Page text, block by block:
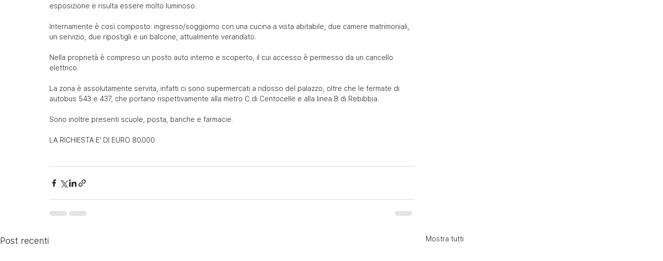
esposizione e risulta essere molto luminoso.
Internamente è così composto: ingresso/soggiorno con una cucina a vista abitabile, due camere matrimoniali,
un servizio, due ripostigli e un balcone, attualmente verandato.
Nella proprietà è compreso un posto auto interno e scoperto, il cui accesso è permesso da un cancello
elettrico.
La zona è assolutamente servita, infatti ci sono supermercati a ridosso del palazzo, oltre che le fermate di
autobus 543 e 437, che portano rispettivamente alla metro C di Centocelle e alla linea B di Rebibbia.
Sono inoltre presenti scuole, posta, banche e farmacie.
LA RICHIESTA E' DI EURO 80.000
Post recenti Mostra tutti